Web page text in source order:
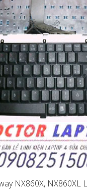
NX860X, NX860XL